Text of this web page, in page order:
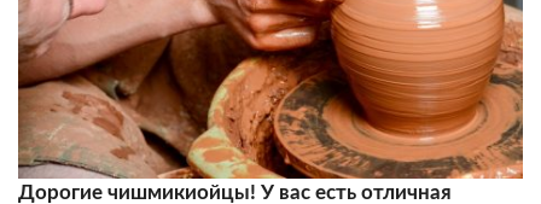
Дорогие чишмикиойцы! У вас есть отличная